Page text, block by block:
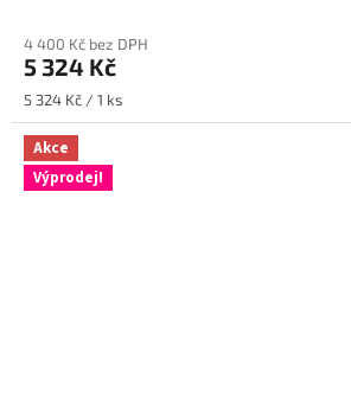
4 400 Kč bez DPH
5 324 Kč
Měrná
cena:
5 324 Kč / 1 ks
Akce
Výprodej!